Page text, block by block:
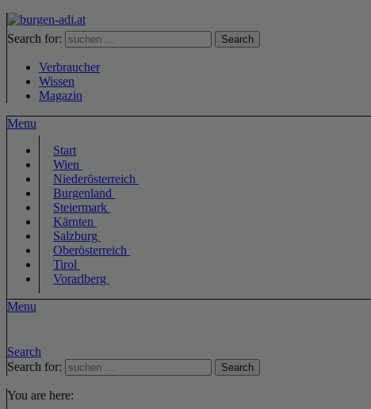
Search for: Search
Verbraucher
Wissen
Magazin
Menu
Start
Wien
Niederösterreich
Burgenland
Steiermark
Kärnten
Salzburg
Oberösterreich
Tirol
Vorarlberg
Menu
Search
Search for:
Search
You are here: